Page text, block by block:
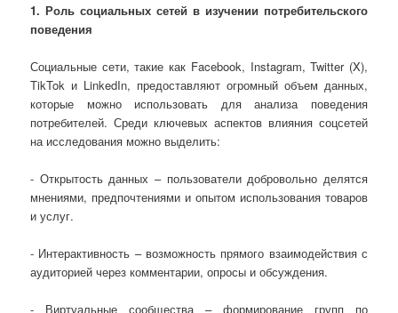
1. Роль социальных сетей в изучении потребительского
поведения
Социальные сети, такие как Facebook, Instagram, Twitter (X),
TikTok и LinkedIn, предоставляют огромный объем данных,
которые можно использовать для анализа поведения
потребителей. Среди ключевых аспектов влияния соцсетей
на исследования можно выделить:
- Открытость данных – пользователи добровольно делятся
мнениями, предпочтениями и опытом использования товаров
и услуг.
- Интерактивность – возможность прямого взаимодействия с
аудиторией через комментарии, опросы и обсуждения.
- Виртуальные сообщества – формирование групп по